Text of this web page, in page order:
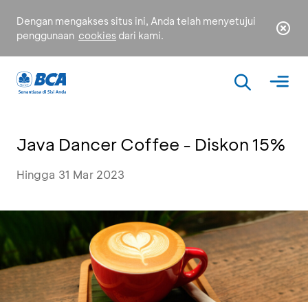
Dengan mengakses situs ini, Anda telah menyetujui
penggunaan cookies dari kami.
Java Dancer Coffee - Diskon 15%
Hingga 31 Mar 2023